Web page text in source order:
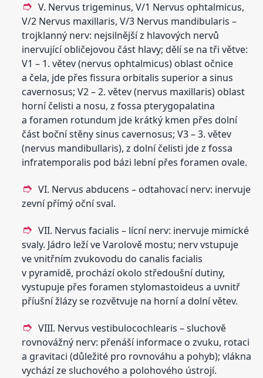
V. Nervus trigeminus, V/1 Nervus ophtalmicus,
V/2 Nervus maxillaris, V/3 Nervus mandibularis –
trojklanný nerv: nejsilnější z hlavových nervů
inervující obličejovou část hlavy; dělí se na tři větve:
V1 – 1. větev (nervus ophtalmicus) oblast očnice
a čela, jde přes fissura orbitalis superior a sinus
cavernosus; V2 – 2. větev (nervus maxillaris) oblast
horní čelisti a nosu, z fossa pterygopalatina
a foramen rotundum jde krátký kmen přes dolní
část boční stěny sinus cavernosus; V3 – 3. větev
(nervus mandibullaris), z dolní čelisti jde z fossa
infratemporalis pod bázi lební přes foramen ovale.
VI. Nervus abducens – odtahovací nerv: inervuje
zevní přímý oční sval.
VII. Nervus facialis – lícní nerv: inervuje mimické
svaly. Jádro leží ve Varolově mostu; nerv vstupuje
ve vnitřním zvukovodu do canalis facialis
v pyramidě, prochází okolo středoušní dutiny,
vystupuje přes foramen stylomastoideus a uvnitř
příušní žlázy se rozvětvuje na horní a dolní větev.
VIII. Nervus vestibulocochlearis – sluchově
rovnovážný nerv: přenáší informace o zvuku, rotaci
a gravitaci (důležité pro rovnováhu a pohyb); vlákna
vychází ze sluchového a polohového ústrojí.